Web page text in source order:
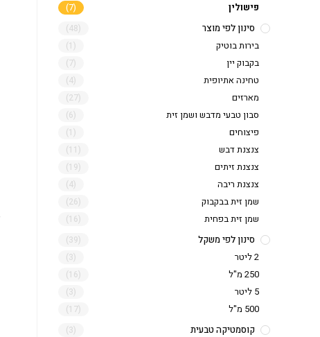
פישולין (7)
סינון לפי מוצר (48)
בירות בוטיק (1)
בקבוק יין (7)
טחינה אתיופית (4)
מארזים (27)
סבון טבעי מדבש ושמן זית (6)
פיצוחים (1)
צנצנת דבש (11)
צנצנת זיתים (19)
צנצנת ריבה (4)
שמן זית בבקבוק (26)
שמן זית בפחית (16)
סינון לפי משקל (39)
2 ליטר (3)
250 מ"ל (16)
5 ליטר (3)
500 מ"ל (17)
קוסמטיקה טבעית (3)